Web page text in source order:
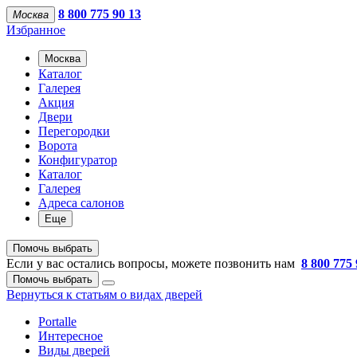
Москва
8 800 775 90 13
Избранное
Москва
Каталог
Галерея
Акция
Двери
Перегородки
Ворота
Конфигуратор
Каталог
Галерея
Адреса салонов
Еще
Помочь выбрать
Если у вас остались вопросы, можете позвонить нам 8 800 775
Помочь выбрать
Вернуться к статьям о видах дверей
Portalle
Интересное
Виды дверей